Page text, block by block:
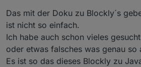
Das mit der Doku zu Blockly´s
ist nicht so einfach.
Ich habe auch schon vieles
oder etwas falsches was genau so
Es ist so das dieses Blockly zu